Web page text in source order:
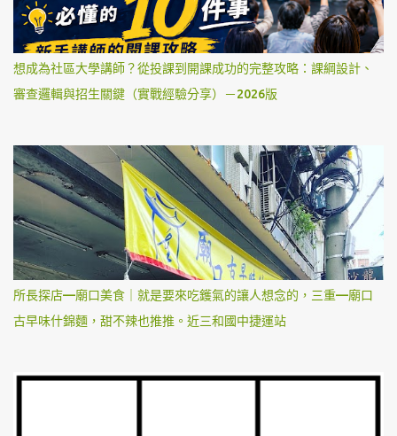
想成為社區大學講師？從投課到開課成功的完整攻略：課綱設計、
審查邏輯與招生關鍵（實戰經驗分享）－2026版
所長探店—廟口美食｜就是要來吃鑊氣的讓人想念的，三重—廟口
古早味什錦麵，甜不辣也推推。近三和國中捷運站